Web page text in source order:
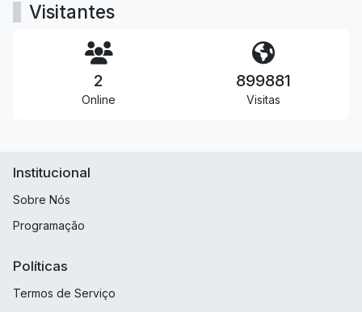
Visitantes
2
Online
899881
Visitas
Institucional
Sobre Nós
Programação
Políticas
Termos de Serviço